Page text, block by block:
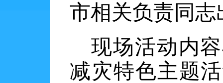
市相关负责同志
现场活动内
减灾特色主题